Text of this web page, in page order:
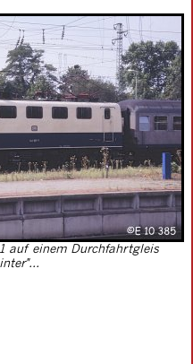
auf einem Durchfahrtgleis